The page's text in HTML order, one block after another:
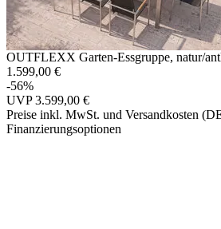
OUTFLEXX Garten-Essgruppe, natur/
1.599,00 €
-56%
UVP3.599,00 €
Preise inkl. MwSt. und Versandkosten
Finanzierungsoptionen